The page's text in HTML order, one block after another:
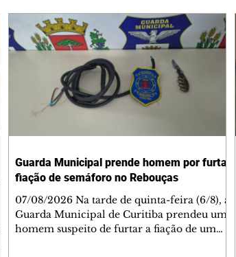
Guarda Municipal prende homem por furtar
fiação de semáforo no Rebouças
07/08/2026 Na tarde de quinta-feira (6/8), a
Guarda Municipal de Curitiba prendeu um
homem suspeito de furtar a fiação de um